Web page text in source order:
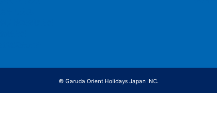
© Garuda Orient Holidays Japan INC.